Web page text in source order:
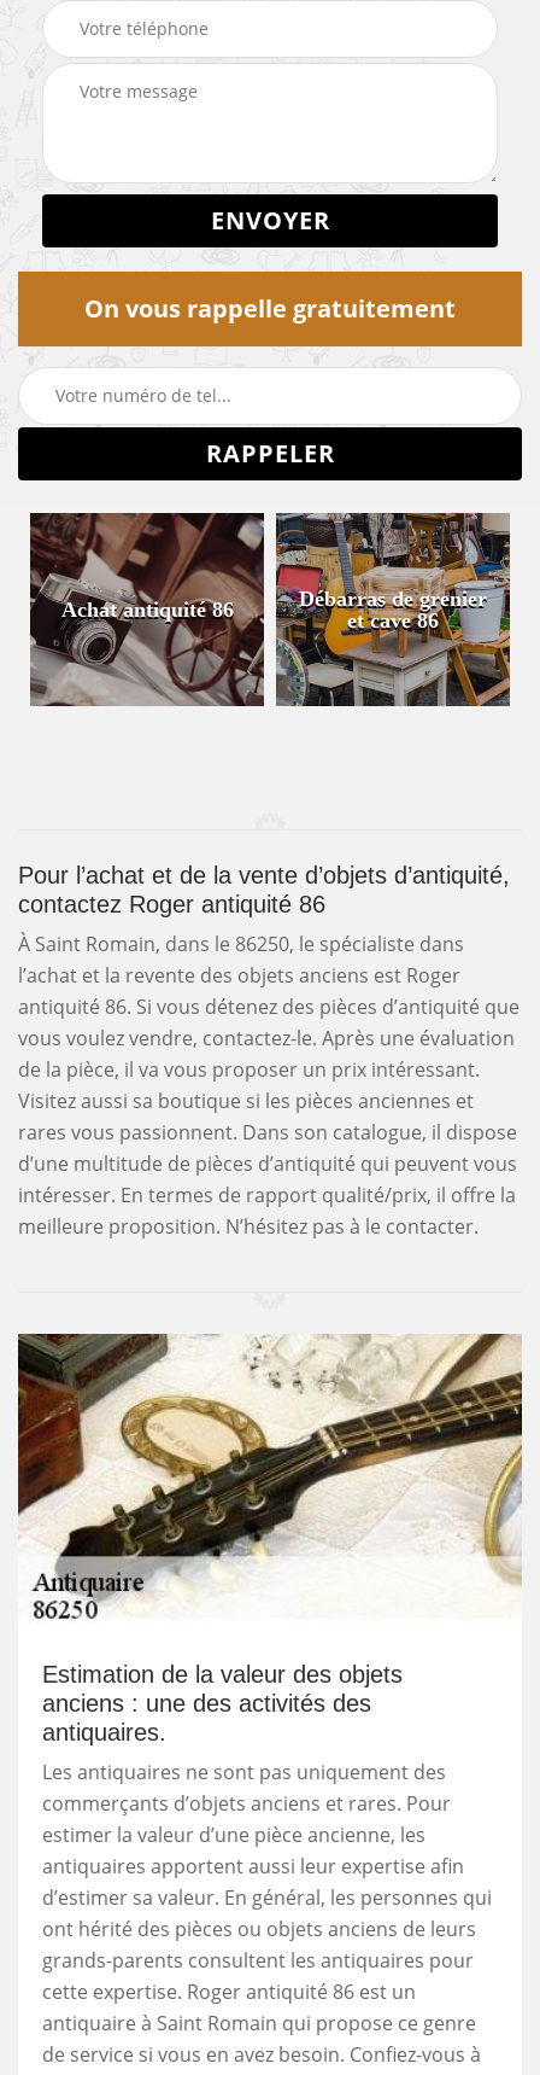
On vous rappelle gratuitement
Achat antiquité 86
Débarras de grenier
et cave 86
Pour l’achat et de la vente d’objets d’antiquité,
contactez Roger antiquité 86
À Saint Romain, dans le 86250, le spécialiste dans
l’achat et la revente des objets anciens est Roger
antiquité 86. Si vous détenez des pièces d’antiquité que
vous voulez vendre, contactez-le. Après une évaluation
de la pièce, il va vous proposer un prix intéressant.
Visitez aussi sa boutique si les pièces anciennes et
rares vous passionnent. Dans son catalogue, il dispose
d’une multitude de pièces d’antiquité qui peuvent vous
intéresser. En termes de rapport qualité/prix, il offre la
meilleure proposition. N’hésitez pas à le contacter.
Estimation de la valeur des objets
anciens : une des activités des
antiquaires.
Les antiquaires ne sont pas uniquement des
commerçants d’objets anciens et rares. Pour
estimer la valeur d’une pièce ancienne, les
antiquaires apportent aussi leur expertise afin
d’estimer sa valeur. En général, les personnes qui
ont hérité des pièces ou objets anciens de leurs
grands-parents consultent les antiquaires pour
cette expertise. Roger antiquité 86 est un
antiquaire à Saint Romain qui propose ce genre
de service si vous en avez besoin. Confiez-vous à